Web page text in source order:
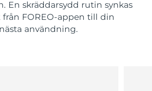
En skräddarsydd rutin synkas
FOREO-appen till din
användning.